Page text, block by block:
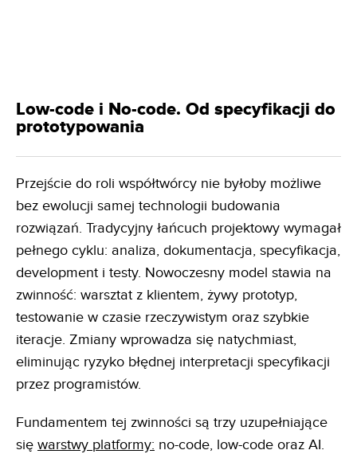
Low-code i No-code. Od specyfikacji do
prototypowania
Przejście do roli współtwórcy nie byłoby możliwe
bez ewolucji samej technologii budowania
rozwiązań. Tradycyjny łańcuch projektowy wymagał
pełnego cyklu: analiza, dokumentacja, specyfikacja,
development i testy. Nowoczesny model stawia na
zwinność: warsztat z klientem, żywy prototyp,
testowanie w czasie rzeczywistym oraz szybkie
iteracje. Zmiany wprowadza się natychmiast,
eliminując ryzyko błędnej interpretacji specyfikacji
przez programistów.
Fundamentem tej zwinności są trzy uzupełniające
się warstwy platformy: no-code, low-code oraz AI.